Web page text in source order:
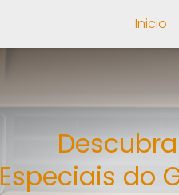
Inicio
Especiais do